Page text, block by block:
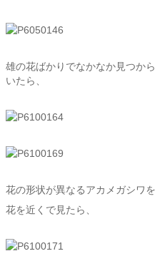
雄の花ばかりでなかなか見つか
いたら、
花の形状が異なるアカメガシワを
花を近くで見たら、